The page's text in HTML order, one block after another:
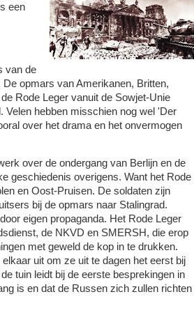
een
van de
opmars van Amerikanen, Britten,
Rode Leger vanuit de Sowjet-Unie
Velen hebben misschien nog wel 'Der
over het drama en het onvermogen
over de ondergang van Berlijn en de
geschiedenis overigens. Want het Rode
en Oost-Pruisen. De soldaten zijn
bij de opmars naar Stalingrad.
eigen propaganda. Het Rode Leger
de NKVD en SMERSH, die erop
met geweld de kop in te drukken.
uit om ze uit te dagen het eerst bij
tuin leidt bij de eerste besprekingen in
is en dat de Russen zich zullen richten